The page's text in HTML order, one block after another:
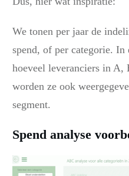
We tonen per jaar de
spend, of per categorie.
hoeveel leveranciers in
worden ze ook
segment.
Spend analyse